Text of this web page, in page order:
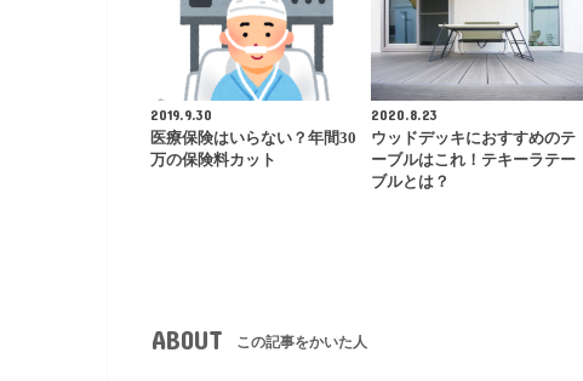
2019.9.30
医療保険はいらない？年間30
万の保険料カット
2020.8.23
ウッドデッキにおすすめのテ
ーブルはこれ！テキーラテー
ブルとは？
ABOUT この記事をかいた人